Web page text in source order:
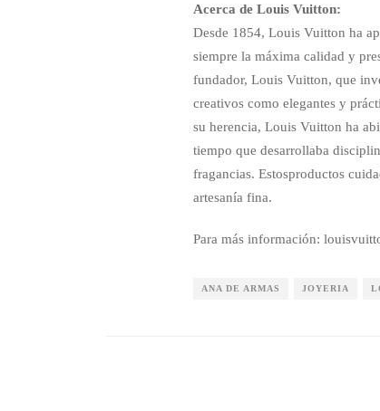
Acerca de Louis Vuitton:
Desde 1854, Louis Vuitton ha
siempre la máxima calidad y
fundador, Louis Vuitton, que
creativos como elegantes y
su herencia, Louis Vuitton ha
tiempo que desarrollaba
fragancias. Estosproductos
artesanía fina.
Para más información:
ANA DE ARMAS JOYERIA